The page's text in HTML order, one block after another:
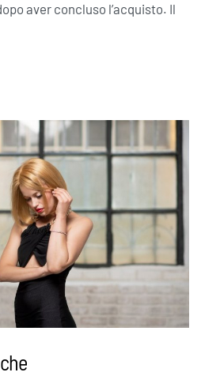
aver concluso l’acquisto. Il